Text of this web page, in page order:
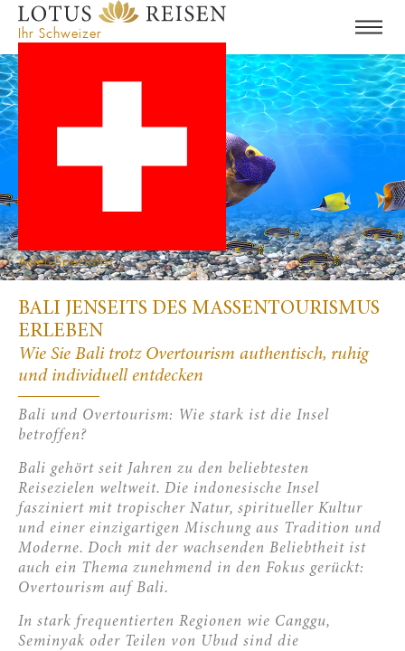
Ihr Schweizer
Asien-Spezialist
BALI JENSEITS DES MASSENTOURISMUS
ERLEBEN
Wie Sie Bali trotz Overtourism authentisch, ruhig
und individuell entdecken
Bali und Overtourism: Wie stark ist die Insel
betroffen?
Bali gehört seit Jahren zu den beliebtesten
Reisezielen weltweit. Die indonesische Insel
fasziniert mit tropischer Natur, spiritueller Kultur
und einer einzigartigen Mischung aus Tradition und
Moderne. Doch mit der wachsenden Beliebtheit ist
auch ein Thema zunehmend in den Fokus gerückt:
Overtourism auf Bali.
In stark frequentierten Regionen wie Canggu,
Seminyak oder Teilen von Ubud sind die